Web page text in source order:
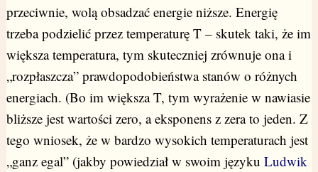
przeciwnie, wolą obsadzać energie niższe. Energię
trzeba podzielić przez temperaturę T – skutek taki, że im
większa temperatura, tym skuteczniej zrównuje ona i
„rozpłaszcza” prawdopodobieństwa stanów o różnych
energiach. (Bo im większa T, tym wyrażenie w nawiasie
bliższe jest wartości zero, a eksponens z zera to jeden. Z
tego wniosek, że w bardzo wysokich temperaturach jest
„ganz egal” (jakby powiedział w swoim języku Ludwik